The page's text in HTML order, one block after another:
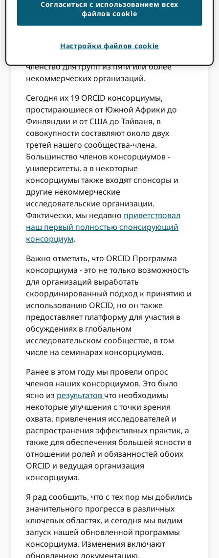
программы консорциума было
облегчение принятия и использования
сообщества практиков, предоставляя
членство для групп из пяти или более
некоммерческих организаций.
Сегодня их 19 ORCID консорциумы,
простирающиеся от Южной Африки до
Финляндии и от США до Тайваня, в
совокупности составляют около двух
третей нашего сообщества-члена.
Большинство членов консорциумов -
университеты, а в некоторые
консорциумы также входят спонсоры и
другие некоммерческие
исследовательские организации.
Фактически, мы недавно приветствовал
наш первый полностью спонсирующий
консорциум.
Важно отметить, что ORCID Программа
консорциума - это не только возможность
для организаций выработать
скоординированный подход к принятию и
использованию ORCID, но он также
предоставляет платформу для участия в
обсуждениях в глобальном
исследовательском сообществе, в том
числе на семинарах консорциумов.
Ранее в этом году мы провели опрос
членов наших консорциумов. Это было
ясно из результатов что необходимы
некоторые улучшения с точки зрения
охвата, привлечения исследователей и
распространения эффективных практик, а
также для обеспечения большей ясности в
отношении ролей и обязанностей обоих
ORCID и ведущая организация
консорциума.
Я рад сообщить, что с тех пор мы добились
значительного прогресса в различных
ключевых областях, и сегодня мы видим
запуск нашей обновленной программы
консорциума. Изменения включают
обновленную документацию,
Согласиться с использованием всех
файлов cookie
Настройки файлов cookie